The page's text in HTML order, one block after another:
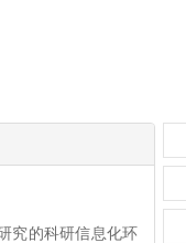
究的科研信息化环